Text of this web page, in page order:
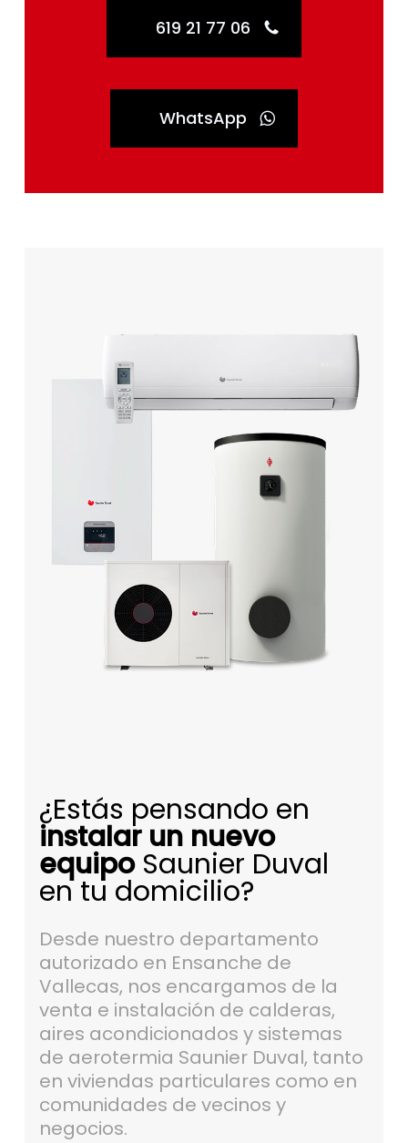
619 21 77 06
WhatsApp
¿Estás pensando en
instalar un nuevo
equipoSaunier Duval
en tu domicilio?
Desde nuestro departamento
autorizado en Ensanche de
Vallecas, nos encargamos de la
venta e instalación de calderas,
aires acondicionados y sistemas
de aerotermia Saunier Duval, tanto
en viviendas particulares como en
comunidades de vecinos y
negocios.